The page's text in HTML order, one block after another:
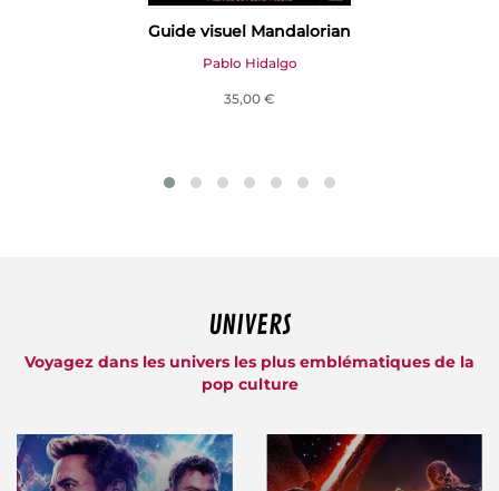
Guide visuel Mandalorian
Pablo Hidalgo
35,00 €
UNIVERS
Voyagez dans les univers les plus emblématiques de la
pop culture